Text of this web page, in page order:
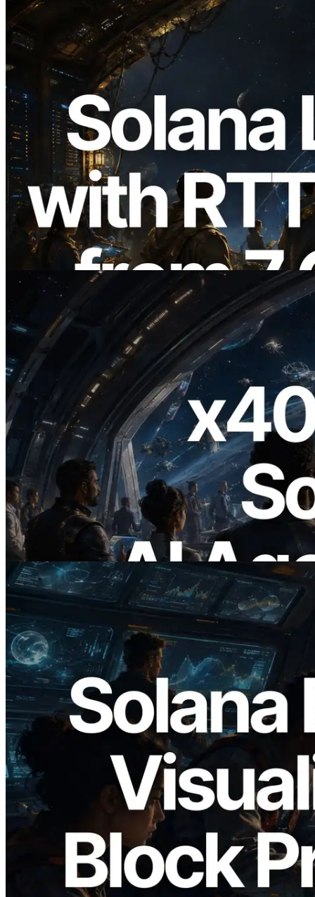
2026.08.05
ERPC expande a Solana Leader Slot API
com medição de ping a partir de 7 regiões
globais — Validators Information API
também lançada
2026.07.04
ERPC lança Solana RPC com suporte a
x402 — A era em que agentes de IA
pagam sob demanda pelas APIs de que
precisam
Ler este artigo
2026.05.24
Validators Solutions lança Solana Block
Analyzer — Visualizando o tempo de
produção de bloco por slot e o validador
responsável